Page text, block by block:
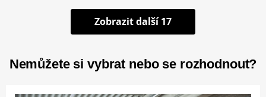
Zobrazit další 17
Nemůžete si vybrat nebo se rozhodnout?